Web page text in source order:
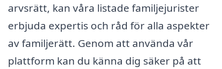
arvsrätt, kan våra listade familjejurister
erbjuda expertis och råd för alla aspekter
av familjerätt. Genom att använda vår
plattform kan du känna dig säker på att